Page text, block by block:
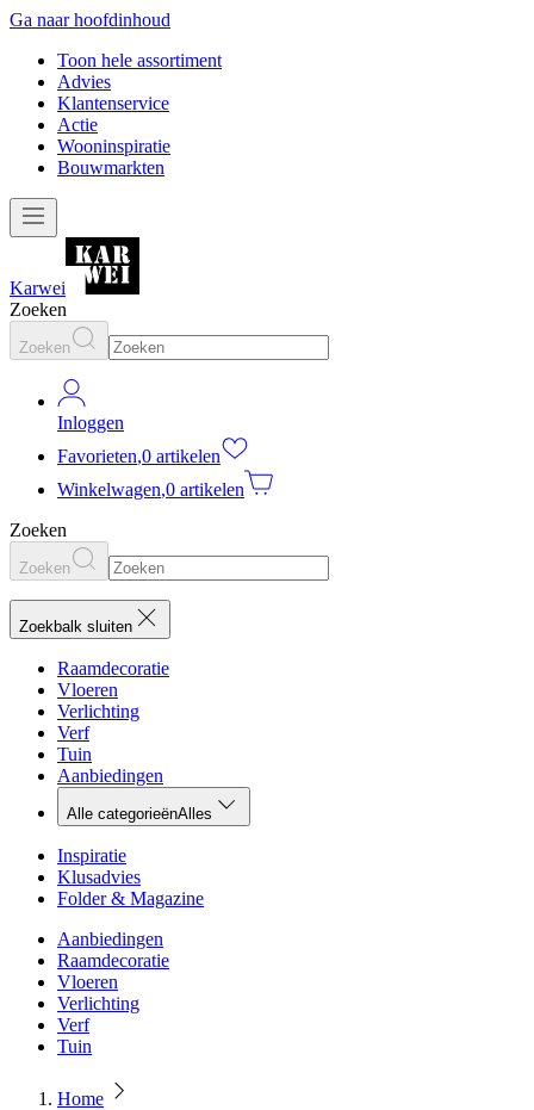
Ga naar hoofdinhoud
Toon hele assortiment
Advies
Klantenservice
Actie
Wooninspiratie
Bouwmarkten
Karwei
Zoeken
Zoeken
Inloggen
Favorieten,0 artikelen
Winkelwagen,0 artikelen
Zoeken
Zoeken
Zoekbalk sluiten
Raamdecoratie
Vloeren
Verlichting
Verf
Tuin
Aanbiedingen
Alle categorieënAlles
Inspiratie
Klusadvies
Folder & Magazine
Aanbiedingen
Raamdecoratie
Vloeren
Verlichting
Verf
Tuin
Home